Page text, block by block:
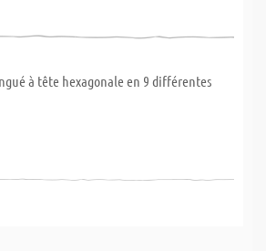
à tête hexagonale en 9 différentes